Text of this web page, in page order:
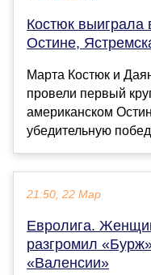
Костюк выиграла
Остине,
Марта Костюк и
провели первый
американском
убедительную
21:50, 22 Мар
Евролига.
разгромил
«Валенсии»